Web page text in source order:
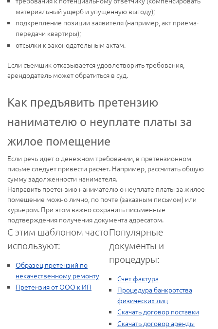
материальный ущерб и упущенную выгоду);
подкрепление позиции заявителя (например, акт приема-
передачи квартиры);
отсылки к законодательным актам.
Если съемщик отказывается удовлетворить требования,
арендодатель может обратиться в суд.
Как предъявить претензию
нанимателю о неуплате платы за
жилое помещение
Если речь идет о денежном требовании, в претензионном
письме следует привести расчет. Например, рассчитать общую
сумму задолженности нанимателя.
Направить претензию нанимателю о неуплате платы за жилое
помещение можно лично, по почте (заказным письмом) или
курьером. При этом важно сохранить письменные
подтверждения получения документа адресатом.
С этим шаблоном часто
используют:
Образец претензий по
некачественному ремонту
Претензия от ООО к ИП
Популярные
документы и
процедуры:
Счет фактура
Процедура банкротства
физических лиц
Скачать договор поставки
Скачать договор аренды